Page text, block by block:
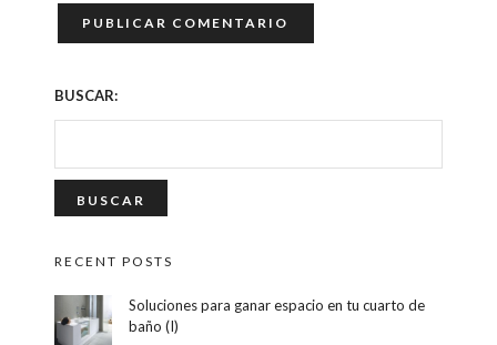
BUSCAR:
RECENT POSTS
Soluciones para ganar espacio en tu cuarto de
baño (I)